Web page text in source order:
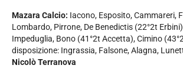
Mazara Calcio: Iacono, Esposito, Cammareri,
Lombardo, Pirrone, De Benedictis (22°2t
Impeduglia, Bono (41°2t Accetta), Cimino
disposizione: Ingrassia, Falsone, Alagna,
Nicolò Terranova